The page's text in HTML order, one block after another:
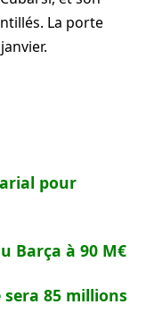
La porte
pour
Barça à 90 M€
85 millions